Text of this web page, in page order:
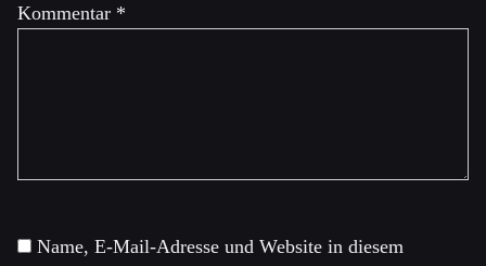
Kommentar *
Name, E-Mail-Adresse und Website in diesem